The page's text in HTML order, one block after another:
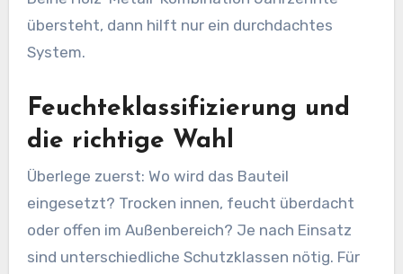
übersteht, dann hilft nur ein durchdachtes
System.
Feuchteklassifizierung und
die richtige Wahl
Überlege zuerst: Wo wird das Bauteil
eingesetzt? Trocken innen, feucht überdacht
oder offen im Außenbereich? Je nach Einsatz
sind unterschiedliche Schutzklassen nötig. Für